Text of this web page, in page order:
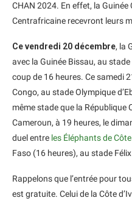
CHAN 2024. En effet, la Guinée
Centrafricaine recevront leurs
Ce vendredi 20 décembre, la
avec la Guinée Bissau, au
coup de 16 heures. Ce samedi
Congo, au stade Olympique
même stade que la République
Cameroun, à 19 heures, le
duel entre les Éléphants de
Faso (16 heures), au stade
Rappelons que l’entrée pour
est gratuite. Celui de la Côte